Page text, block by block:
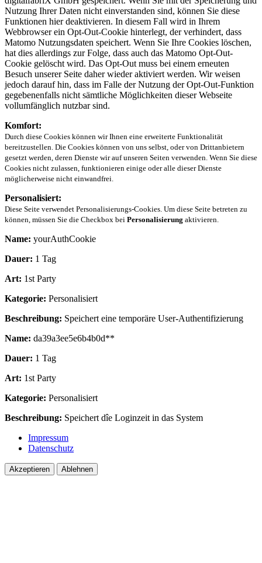
Nutzung Ihrer Daten nicht einverstanden sind, können Sie diese
Funktionen hier deaktivieren. In diesem Fall wird in Ihrem
Webbrowser ein Opt-Out-Cookie hinterlegt, der verhindert, dass
Matomo Nutzungsdaten speichert. Wenn Sie Ihre Cookies löschen,
hat dies allerdings zur Folge, dass auch das Matomo Opt-Out-
Cookie gelöscht wird. Das Opt-Out muss bei einem erneuten
Besuch unserer Seite daher wieder aktiviert werden. Wir weisen
jedoch darauf hin, dass im Falle der Nutzung der Opt-Out-Funktion
gegebenenfalls nicht sämtliche Möglichkeiten dieser Webseite
vollumfänglich nutzbar sind.
Komfort:
Durch diese Cookies können wir Ihnen eine erweiterte Funktionalität
bereitzustellen. Die Cookies können von uns selbst, oder von Drittanbietern
gesetzt werden, deren Dienste wir auf unseren Seiten verwenden. Wenn Sie diese
Cookies nicht zulassen, funktionieren einige oder alle dieser Dienste
möglicherweise nicht einwandfrei.
Personalisiert:
Diese Seite verwendet Personalisierungs-Cookies. Um diese Seite betreten zu
können, müssen Sie die Checkbox bei Personalisierung aktivieren.
Name: yourAuthCookie
Dauer: 1 Tag
Art: 1st Party
Kategorie: Personalisiert
Beschreibung: Speichert eine temporäre User-Authentifizierung
Name: da39a3ee5e6b4b0d**
Dauer: 1 Tag
Art: 1st Party
Kategorie: Personalisiert
Beschreibung: Speichert dîe Loginzeit in das System
Impressum
Datenschutz
Akzeptieren Ablehnen